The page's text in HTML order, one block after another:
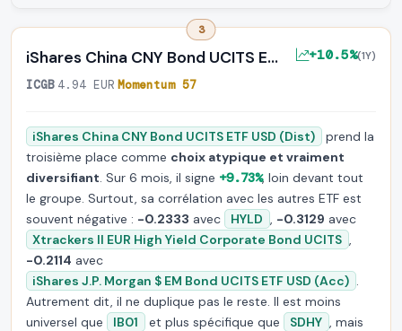
3
iShares China CNY Bond UCITS E… +10.5%(1Y)
ICGB 4.94 EUR Momentum 57
iShares China CNY Bond UCITS ETF USD (Dist)
prend la
troisième place comme choix atypique et vraiment
diversifiant. Sur 6 mois, il signe +9.73%, loin devant tout
le groupe. Surtout, sa corrélation avec les autres ETF est
souvent négative : -0.2333 avec HYLD , -0.3129 avec
Xtrackers II EUR High Yield Corporate Bond UCITS ,
-0.2114 avec
iShares J.P. Morgan $ EM Bond UCITS ETF USD (Acc) .
Autrement dit, il ne duplique pas le reste. Il est moins
universel que
IB01 et plus spécifique que SDHY , mais